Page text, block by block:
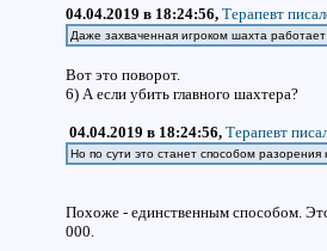
04.04.2019 в 18:24:56, Терапевт
Даже захваченная игроком шахта
Вот это поворот.
6) А если убить главного шахтера?
04.04.2019 в 18:24:56, Терапевт
Но по сути это станет способом
Похоже - единственным способом.
000.